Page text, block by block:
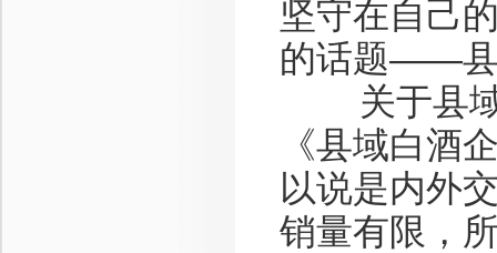
坚守在自己
的话题——县
关于县域
《县域白酒
以说是内外
销量有限，